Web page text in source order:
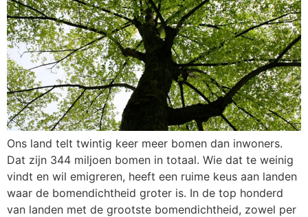
Ons land telt twintig keer meer bomen dan inwoners.
Dat zijn 344 miljoen bomen in totaal. Wie dat te weinig
vindt en wil emigreren, heeft een ruime keus aan landen
waar de bomendichtheid groter is. In de top honderd
van landen met de grootste bomendichtheid, zowel per